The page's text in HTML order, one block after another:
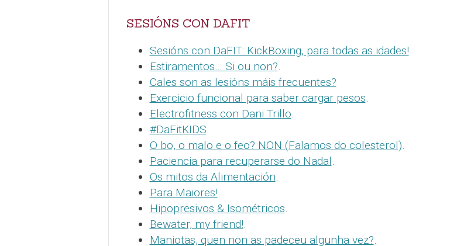
SESIÓNS CON DAFIT
Sesións con DaFIT: KickBoxing, para todas as idades!
Estiramentos… Si ou non?.
Cales son as lesións máis frecuentes?
Exercicio funcional para saber cargar pesos.
Electrofitness con Dani Trillo.
#DaFitKIDS.
O bo, o malo e o feo? NON (Falamos do colesterol).
Paciencia para recuperarse do Nadal.
Os mitos da Alimentación.
Para Maiores!.
Hipopresivos & Isométricos.
Bewater, my friend!.
Maniotas, quen non as padeceu algunha vez?.